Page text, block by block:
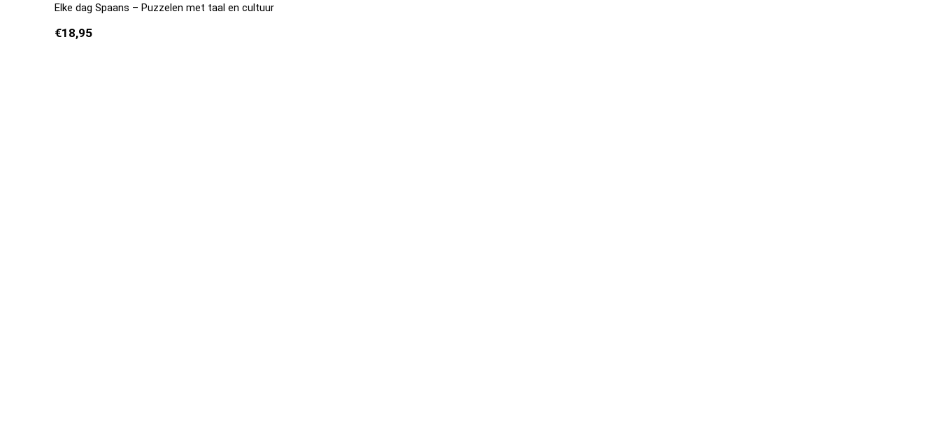
Elke dag Spaans – Puzzelen met taal en cultuur
€18,95